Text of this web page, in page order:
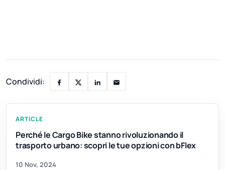
Condividi:
ARTICLE
Perché le Cargo Bike stanno rivoluzionando il
trasporto urbano: scopri le tue opzioni con bFlex
10 Nov, 2024